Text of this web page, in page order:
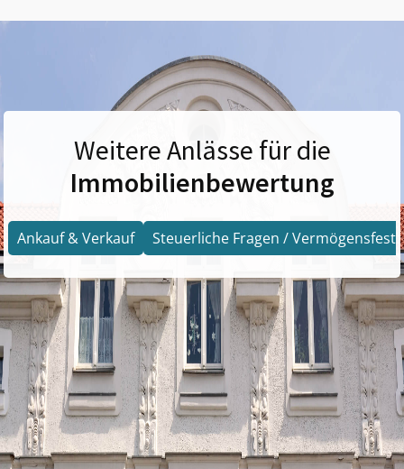
Weitere Anlässe für die
Immobilienbewertung
Ankauf & Verkauf Steuerliche Fragen /